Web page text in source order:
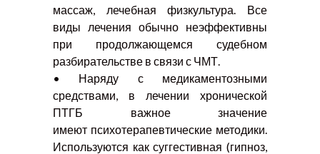
массаж, лечебная физкультура. Все
виды лечения обычно неэффективны
при продолжающемся судебном
разбирательстве в связи с ЧМТ.
• Наряду с медикаментозными
средствами, в лечении хронической
ПТГБ важное значение
имеют психотерапевтические методики.
Используются как суггестивная (гипноз,